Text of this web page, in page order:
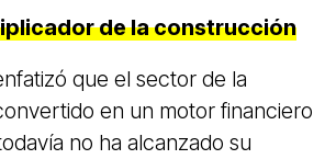
de la construcción
que el sector de la
en un motor financiero
no ha alcanzado su